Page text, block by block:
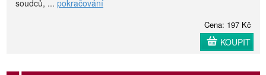
soudců, ... pokračování
Cena: 197 Kč
KOUPIT